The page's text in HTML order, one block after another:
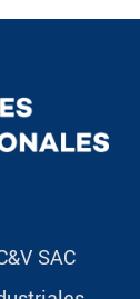
SAC